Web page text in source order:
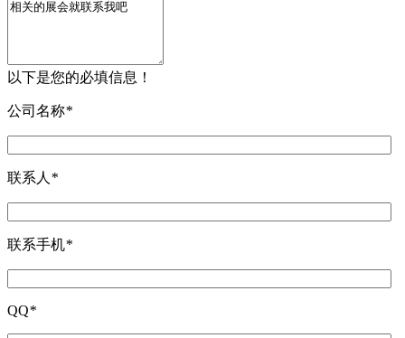
以下是您的必填信息！
公司名称*
联系人 *
联系手机*
QQ*